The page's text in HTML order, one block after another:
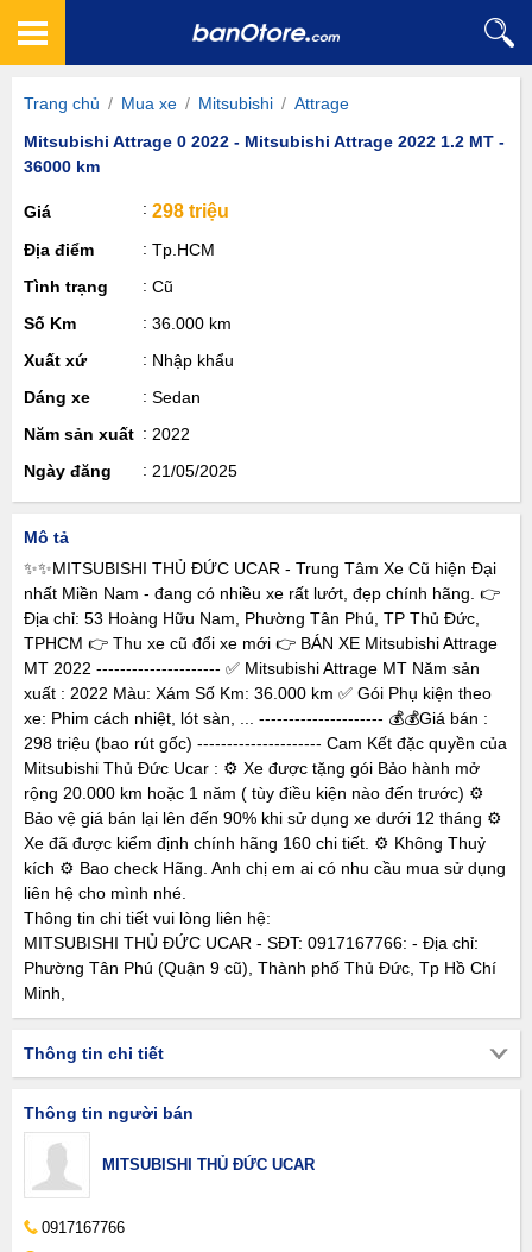
Trang chủ / Mua xe / Mitsubishi / Attrage
Mitsubishi Attrage 0 2022 - Mitsubishi Attrage 2022 1.2 MT -
36000 km
Giá 298 triệu
Địa điểm
Tp.HCM
Tình trạng
Cũ
Số Km
36.000 km
Xuất xứ
Nhập khẩu
Dáng xe
Sedan
Năm sản xuất
2022
Ngày đăng
21/05/2025
Mô tả
✨✨MITSUBISHI THỦ ĐỨC UCAR - Trung Tâm Xe Cũ hiện Đại
nhất Miền Nam - đang có nhiều xe rất lướt, đẹp chính hãng. 👉
Địa chỉ: 53 Hoàng Hữu Nam, Phường Tân Phú, TP Thủ Đức,
TPHCM 👉 Thu xe cũ đổi xe mới 👉 BÁN XE Mitsubishi Attrage
MT 2022 --------------------- ✅ Mitsubishi Attrage MT Năm sản
xuất : 2022 Màu: Xám Số Km: 36.000 km ✅ Gói Phụ kiện theo
xe: Phim cách nhiệt, lót sàn, ... --------------------- 💰💰Giá bán :
298 triệu (bao rút gốc) --------------------- Cam Kết đặc quyền của
Mitsubishi Thủ Đức Ucar : ⚙️ Xe được tặng gói Bảo hành mở
rộng 20.000 km hoặc 1 năm ( tùy điều kiện nào đến trước) ⚙️
Bảo vệ giá bán lại lên đến 90% khi sử dụng xe dưới 12 tháng ⚙️
Xe đã được kiểm định chính hãng 160 chi tiết. ⚙️ Không Thuỷ
kích ⚙️ Bao check Hãng. Anh chị em ai có nhu cầu mua sử dụng
liên hệ cho mình nhé.
Thông tin chi tiết vui lòng liên hệ:
MITSUBISHI THỦ ĐỨC UCAR - SĐT: 0917167766: - Địa chỉ:
Phường Tân Phú (Quận 9 cũ), Thành phố Thủ Đức, Tp Hồ Chí
Minh,
Thông tin chi tiết
Thông tin người bán
MITSUBISHI THỦ ĐỨC UCAR
0917167766